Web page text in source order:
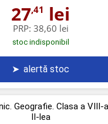
27,41 lei
PRP: 38,60 lei
stoc indisponibil
➤ alertă stoc